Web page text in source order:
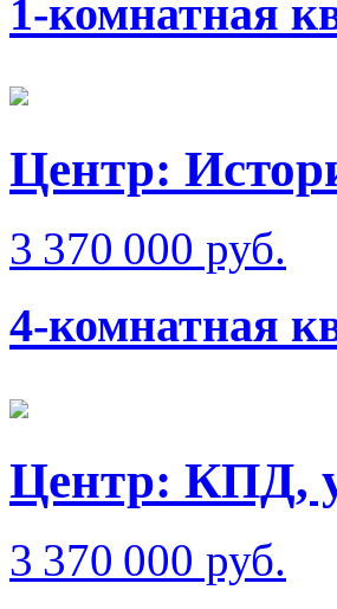
1-комнатная
Центр:
3 370 000 руб.
4-комнатная
Центр: КПД,
3 370 000 руб.